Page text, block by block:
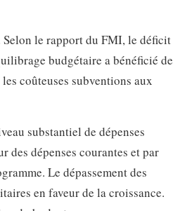
le rapport du FMI, le déficit
budgétaire a bénéficié de
coûteuses subventions aux
substantiel de dépenses
des dépenses courantes et par
Le dépassement des
en faveur de la croissance.